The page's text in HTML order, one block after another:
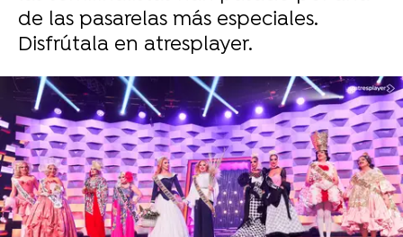
de las pasarelas más especiales.
Disfrútala en atresplayer.
Sara Ruiz
Publicado: 23 de noviembre de 2025, 20:55